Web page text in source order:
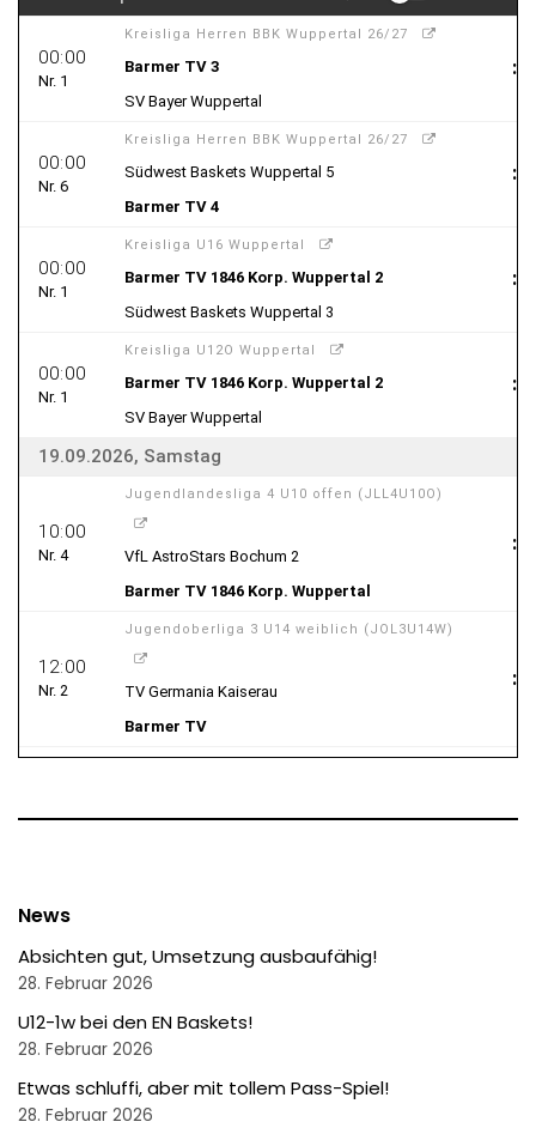
News
Absichten gut, Umsetzung ausbaufähig!
28. Februar 2026
U12-1w bei den EN Baskets!
28. Februar 2026
Etwas schluffi, aber mit tollem Pass-Spiel!
28. Februar 2026